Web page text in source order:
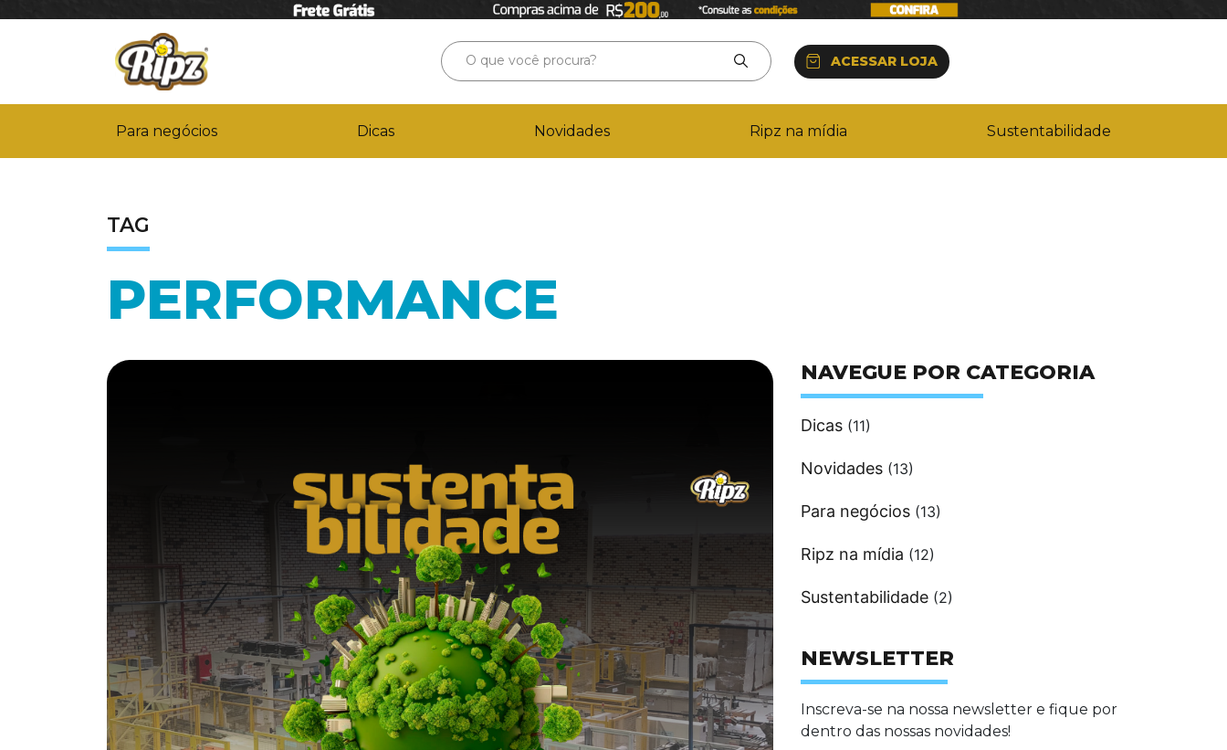
ACESSAR LOJA
Para negócios Dicas Novidades Ripz na mídia Sustentabilidade
TAG
PERFORMANCE
NAVEGUE POR CATEGORIA
Dicas (11)
Novidades (13)
Para negócios (13)
Ripz na mídia (12)
Sustentabilidade (2)
NEWSLETTER
Inscreva-se na nossa newsletter e fique por
dentro das nossas novidades!